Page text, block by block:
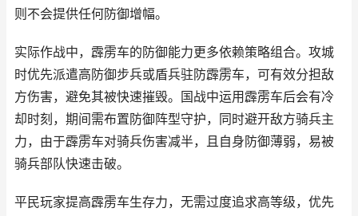
则不会提供任何防御增幅。
实际作战中，霹雳车的防御能力更多依赖策略组合。攻城
时优先派遣高防御步兵或盾兵驻防霹雳车，可有效分担敌
方伤害，避免其被快速摧毁。国战中运用霹雳车后会有冷
却时刻，期间需布置防御阵型守护，同时避开敌方骑兵主
力，由于霹雳车对骑兵伤害减半，且自身防御薄弱，易被
骑兵部队快速击破。
平民玩家提高霹雳车生存力，无需过度追求高等级，优先